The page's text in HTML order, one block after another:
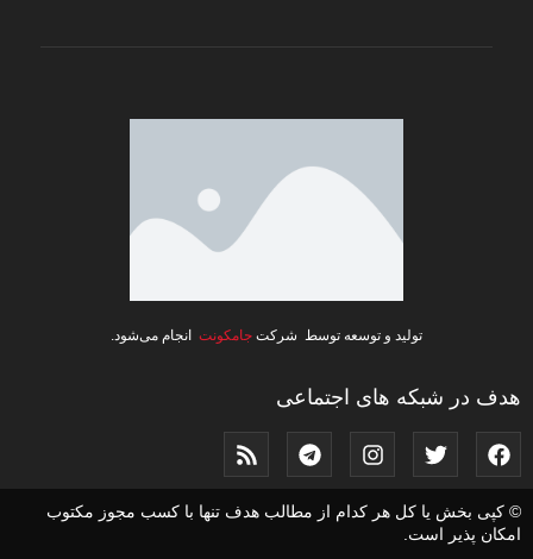
تولید و توسعه توسط شرکت جامکونت انجام می‌شود.
هدف در شبکه های اجتماعی
© کپی بخش یا کل هر کدام از مطالب هدف تنها با کسب مجوز مکتوب
امکان پذیر است.